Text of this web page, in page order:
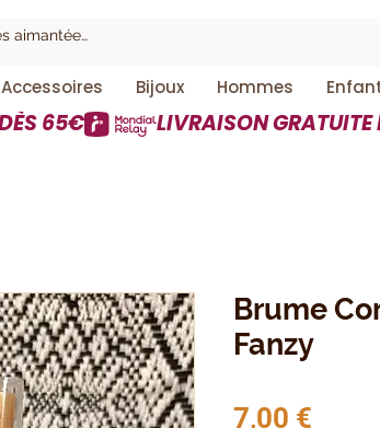
Accessoires Bijoux Hommes
Brume
Fanzy
7,00 €